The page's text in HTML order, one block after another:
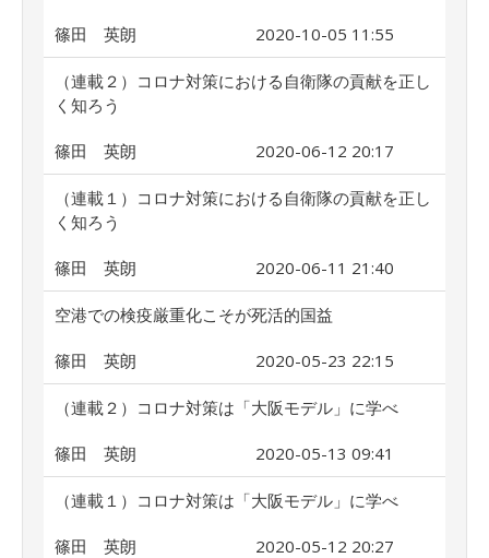
篠田 英朗 2020-10-05 11:55
（連載２）コロナ対策における自衛隊の貢献を正し
く知ろう
篠田 英朗 2020-06-12 20:17
（連載１）コロナ対策における自衛隊の貢献を正し
く知ろう
篠田 英朗 2020-06-11 21:40
空港での検疫厳重化こそが死活的国益
篠田 英朗 2020-05-23 22:15
（連載２）コロナ対策は「大阪モデル」に学べ
篠田 英朗 2020-05-13 09:41
（連載１）コロナ対策は「大阪モデル」に学べ
篠田 英朗 2020-05-12 20:27